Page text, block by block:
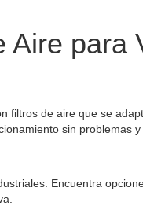
Aire para
filtros de aire que se
sin problemas y
Encuentra